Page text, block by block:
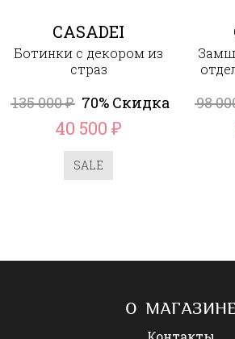
CASADEI
Ботинки с декором из
страз
135 000₽ 70% Скидка
40 500₽
SALE
98
О